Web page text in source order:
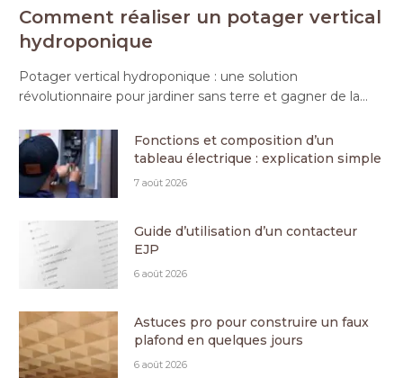
Comment réaliser un potager vertical
hydroponique
Potager vertical hydroponique : une solution
révolutionnaire pour jardiner sans terre et gagner de la…
Fonctions et composition d’un
tableau électrique : explication simple
7 août 2026
Guide d’utilisation d’un contacteur
EJP
6 août 2026
Astuces pro pour construire un faux
plafond en quelques jours
6 août 2026